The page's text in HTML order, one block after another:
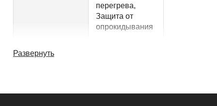
перегрева,
Защита от
опрокидывания
Применение
Другие характеристики
Развернуть